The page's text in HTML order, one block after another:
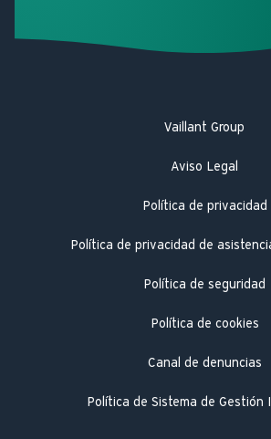
Vaillant Group
Aviso Legal
Política de privacidad
Política de privacidad de
Política de seguridad
Política de cookies
Canal de denuncias
Política de Sistema de Gestión